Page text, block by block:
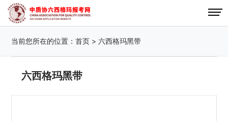
当前您所在的位置：首页 >六西格玛黑带
六西格玛黑带